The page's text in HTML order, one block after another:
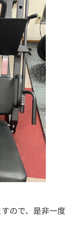
ので、是非一度